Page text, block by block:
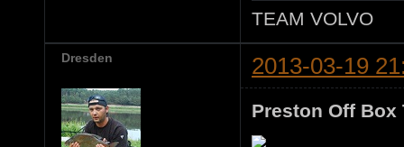
TEAM VOLVO
Dresden 2013-03-19
Preston Off Box